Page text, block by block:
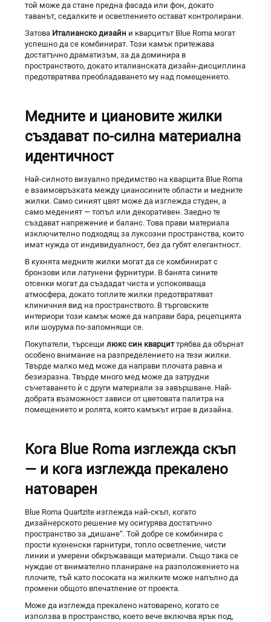
той може да стане предна фасада или фон, докато
таванът, седалките и осветлението остават контролирани.
Затова Италианско дизайн и кварцитът Blue Roma могат
успешно да се комбинират. Този камък притежава
достатъчно драматизъм, за да доминира в
пространството, докато италианската дизайн-дисциплина
предотвратява преобладаването му над помещението.
Медните и циановите жилки
създават по-силна материална
идентичност
Най-силното визуално предимство на кварцита Blue Roma
е взаимовръзката между цианосините области и медните
жилки. Само синият цвят може да изглежда студен, а
само меденият — топъл или декоративен. Заедно те
създават напрежение и баланс. Това прави материала
изключително подходящ за луксозни пространства, които
имат нужда от индивидуалност, без да губят елегантност.
В кухнята медните жилки могат да се комбинират с
бронзови или латунени фурнитури. В банята сините
отсенки могат да създадат чиста и успокояваща
атмосфера, докато топлите жилки предотвратяват
клиничния вид на пространството. В търговските
интериори този камък може да направи бара, рецепцията
или шоурума по-запомнящи се.
Покупатели, търсещи люкс син кварциттрябва да обърнат
особено внимание на разпределението на тези жилки.
Твърде малко мед може да направи плочата равна и
безизразна. Твърде много мед може да затрудни
съчетаването ѝ с други материали за завършване. Най-
добрата възможност зависи от цветовата палитра на
помещението и ролята, която камъкът играе в дизайна.
Кога Blue Roma изглежда скъп
— и кога изглежда прекалено
натоварен
Blue Roma Quartzite изглежда най-скъп, когато
дизайнерското решение му осигурява достатъчно
пространство за „дишане“. Той добре се комбинира с
прости кухненски гарнитури, топло осветление, чисти
линии и умерени обкръжаващи материали. Също така се
нуждае от внимателно планиране на разположението на
плочите, тъй като посоката на жилките може напълно да
промени общото впечатление от проекта.
Може да изглежда прекалено натоварено, когато се
използва в пространство, което вече включва ярък под,